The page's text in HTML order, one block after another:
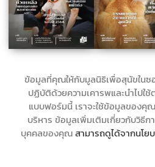
ข้อมูลที่คุณให้กับมูลนิธิเพื่อสุนัขในซ
ปฏิบัติด้วยความเคารพและนำไปใ
แบบฟอร์มนี้ เราจะใช้ข้อมูลของคุณ
บริหาร ข้อมูลเพิ่มเติมเกี่ยวกับวิธีก
บุคคลของคุณสามารถดูได้จากนโย